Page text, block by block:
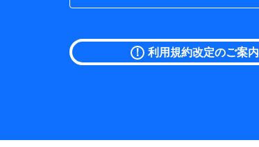
！ 利用規約改定のご案内